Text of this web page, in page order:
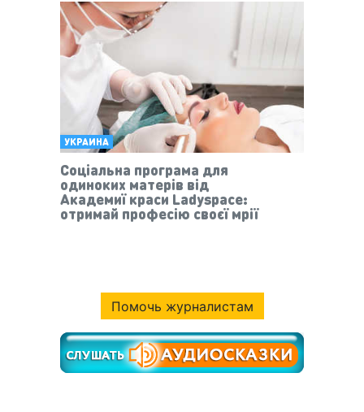
УКРАИНА
Соціальна програма для
одиноких матерів від
Академиї краси Ladyspace:
отримай професію своєї мрії
Помочь журналистам